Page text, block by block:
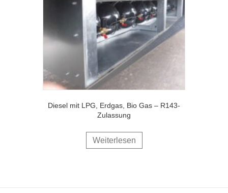
Diesel mit LPG, Erdgas, Bio Gas – R143-
Zulassung
Weiterlesen